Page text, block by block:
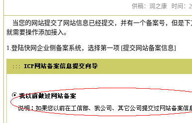
供稿：润之康 时间：
当您的网站提交了网站信息已经提交，并有一个备案号，但是
就需要操作添加接入。
1.登陆快网企业侧备案系统，选择第一项 [提交网站备案信息]